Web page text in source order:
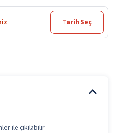
Tarih Seç
ile çıkılabilir